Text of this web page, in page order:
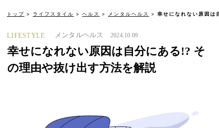
トップ ライフスタイル ヘルス メンタルヘルス 幸せになれない原因
LIFESTYLE メンタルヘルス 2024.10.09
幸せになれない原因は自分にある!? そ
の理由や抜け出す方法を解説